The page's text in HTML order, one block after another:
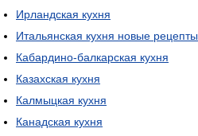
Ирландская кухня
Итальянская кухня новые рецепты
Кабардино-балкарская кухня
Казахская кухня
Калмыцкая кухня
Канадская кухня